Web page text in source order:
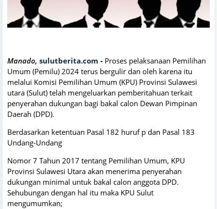
Manado, sulutberita.com - Proses pelaksanaan Pemilihan
Umum (Pemilu) 2024 terus bergulir dan oleh karena itu
melalui Komisi Pemilihan Umum (KPU) Provinsi Sulawesi
utara (Sulut) telah mengeluarkan pemberitahuan terkait
penyerahan dukungan bagi bakal calon Dewan Pimpinan
Daerah (DPD).
Berdasarkan ketentuan Pasal 182 huruf p dan Pasal 183
Undang-Undang
Nomor 7 Tahun 2017 tentang Pemilihan Umum, KPU
Provinsi Sulawesi Utara akan menerima penyerahan
dukungan minimal untuk bakal calon anggota DPD.
Sehubungan dengan hal itu maka KPU Sulut
mengumumkan;